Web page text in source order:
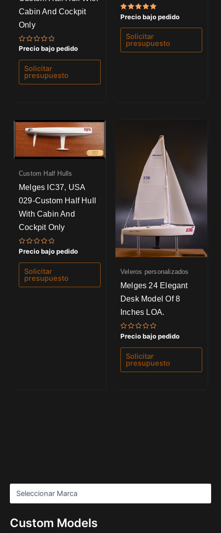
Custom Models
Cabin And Cockpit
Only
Valorado
0
de
Precio bajo pedido
Solicitar
presupuesto
Valorado
con
5.00
de 5
Precio bajo pedido
Solicitar
presupuesto
Custom Half Hulls
Melges IC37, USA
029-Custom Half Hull
With Cabin And
Cockpit Only
Valorado
con
0
de
Precio bajo pedido
Solicitar
presupuesto
Veleros personalizados
Melges 24 Elegant
Desk Model Of 8
Inches LOA.
Valorado
0
de
Precio bajo pedido
Solicitar
presupuesto